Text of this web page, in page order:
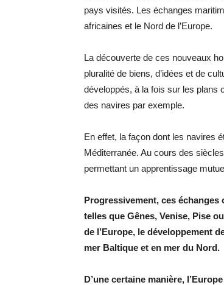
pays visités. Les échanges
africaines et le Nord de l’Europe.
La découverte de ces nouveaux
pluralité de biens, d’idées et de
développés, à la fois sur les plans
des navires par exemple.
En effet, la façon dont les navires
Méditerranée. Au cours des
permettant un apprentissage
Progressivement, ces
telles que Gênes, Venise, Pise
de l’Europe, le développement
mer Baltique et en mer du Nord.
D’une certaine manière,